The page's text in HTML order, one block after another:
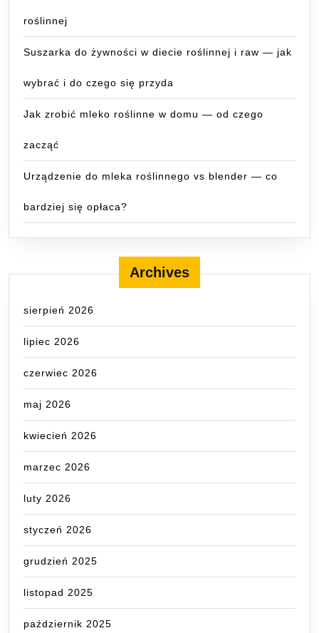
roślinnej
Suszarka do żywności w diecie roślinnej i raw — jak
wybrać i do czego się przyda
Jak zrobić mleko roślinne w domu — od czego
zacząć
Urządzenie do mleka roślinnego vs blender — co
bardziej się opłaca?
Archives
sierpień 2026
lipiec 2026
czerwiec 2026
maj 2026
kwiecień 2026
marzec 2026
luty 2026
styczeń 2026
grudzień 2025
listopad 2025
październik 2025